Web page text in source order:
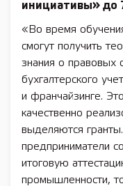
инициативы» до
«Во время
смогут получить
знания о правовых
бухгалтерского
и франчайзинге.
качественно
выделяются
предприниматели
итоговую
промышленности,